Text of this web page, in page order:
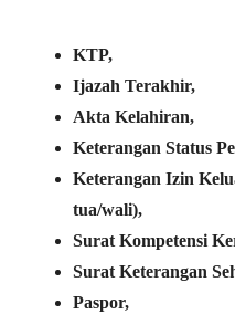
KTP,
Ijazah Terakhir,
Akta Kelahiran,
Keterangan Status
Keterangan Izin
tua/wali),
Surat Kompetensi
Surat Keterangan
Paspor,